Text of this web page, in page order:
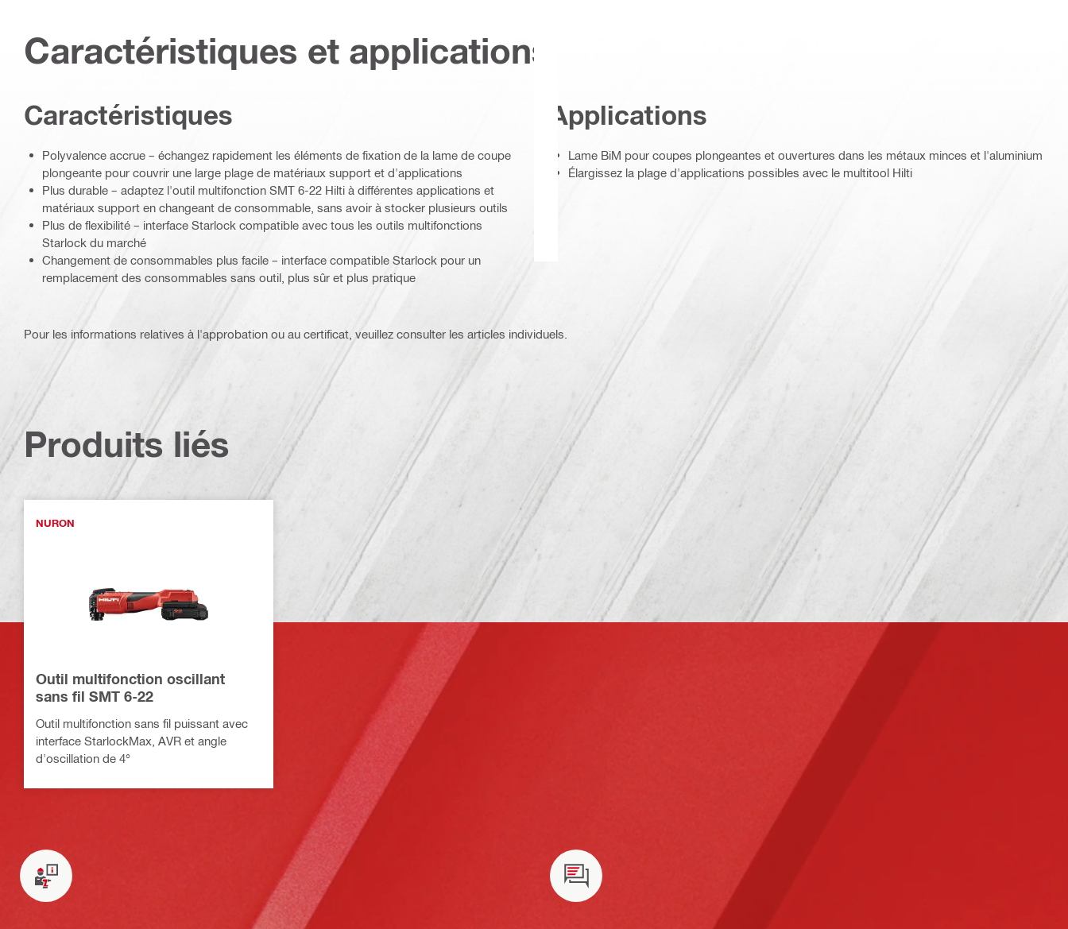
Caractéristiques et applications
Caractéristiques
Polyvalence accrue – échangez rapidement les éléments de fixation de la lame de coupe
plongeante pour couvrir une large plage de matériaux support et d'applications
Plus durable – adaptez l'outil multifonction SMT 6-22 Hilti à différentes applications et
matériaux support en changeant de consommable, sans avoir à stocker plusieurs outils
Plus de flexibilité – interface Starlock compatible avec tous les outils multifonctions
Starlock du marché
Changement de consommables plus facile – interface compatible Starlock pour un
remplacement des consommables sans outil, plus sûr et plus pratique
Applications
Lame BiM pour coupes plongeantes et ouvertures dans les métaux minces et l'aluminium
Élargissez la plage d'applications possibles avec le multitool Hilti
Pour les informations relatives à l'approbation ou au certificat, veuillez consulter les articles individuels.
Produits liés
NURON
Outil multifonction oscillant
sans fil SMT 6-22
Outil multifonction sans fil puissant avec
interface StarlockMax, AVR et angle
d'oscillation de 4°